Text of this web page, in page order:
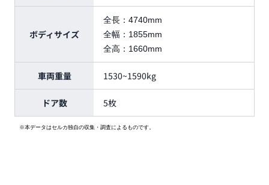
ボディサイズ
全長： 4740mm
全幅： 1855mm
全高： 1660mm
車両重量 1530~1590kg
ドア数 5枚
※本データはセルカ独自の収集・調査によるものです。